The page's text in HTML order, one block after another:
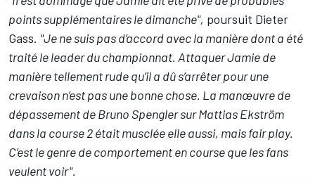
points supplémentaires le dimanche", poursuit Dieter
Gass. "Je ne suis pas d’accord avec la manière dont a été
traité le leader du championnat. Attaquer Jamie de
manière tellement rude qu’il a dû s’arrêter pour une
crevaison n’est pas une bonne chose. La manœuvre de
dépassement de Bruno Spengler sur Mattias Ekström
dans la course 2 était musclée elle aussi, mais fair play.
C’est le genre de comportement en course que les fans
veulent voir".